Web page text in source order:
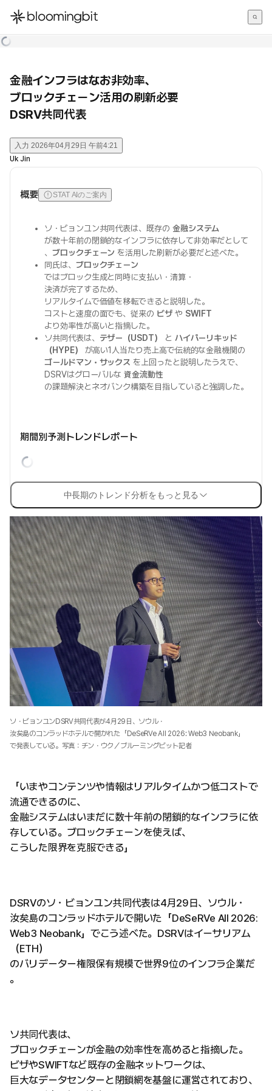
한국어
金融インフラはなお非効率、
ブロックチェーン活用の刷新必要
DSRV共同代表
入力 2026年04月29日 午前4:21
Uk Jin
概要 STAT AIのご案内
ソ・ビョンユン共同代表は、既存の 金融システム
が数十年前の閉鎖的なインフラに依存して非効率だとして
、 ブロックチェーン を活用した刷新が必要だと述べた。
同氏は、 ブロックチェーン
ではブロック生成と同時に支払い・清算・
決済が完了するため、
リアルタイムで価値を移転できると説明した。
コストと速度の面でも、従来の ビザや SWIFT
より効率性が高いと指摘した。
ソ共同代表は、 テザー（USDT） と ハイパーリキッド
（HYPE）
が高い1人当たり売上高で伝統的な金融機関の
ゴールドマン・サックス を上回ったと説明したうえで、
DSRVはグローバルな資金流動性
の課題解決とネオバンク構築を目指していると強調した。
期間別予測トレンドレポート
中長期のトレンド分析をもっと見る
ソ・ビョンユンDSRV共同代表が4月29日、ソウル・
汝矣島のコンラッドホテルで開かれた「DeSeRVe All 2026: Web3 Neobank」
で発表している。写真：チン・ウク／ブルーミングビット記者
「いまやコンテンツや情報はリアルタイムかつ低コストで
流通できるのに、
金融システムはいまだに数十年前の閉鎖的なインフラに依
存している。ブロックチェーンを使えば、
こうした限界を克服できる」
DSRVのソ・ビョンユン共同代表は4月29日、ソウル・
汝矣島のコンラッドホテルで開いた「DeSeRVe All 2026:
Web3 Neobank」でこう述べた。DSRVはイーサリアム
（ETH）
のバリデーター権限保有規模で世界9位のインフラ企業だ
。
ソ共同代表は、
ブロックチェーンが金融の効率性を高めると指摘した。
ビザやSWIFTなど既存の金融ネットワークは、
巨大なデータセンターと閉鎖網を基盤に運営されており、